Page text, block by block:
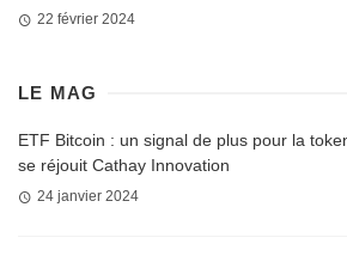
22 février 2024
LE MAG
ETF Bitcoin : un signal de plus pour la
se réjouit Cathay Innovation
24 janvier 2024